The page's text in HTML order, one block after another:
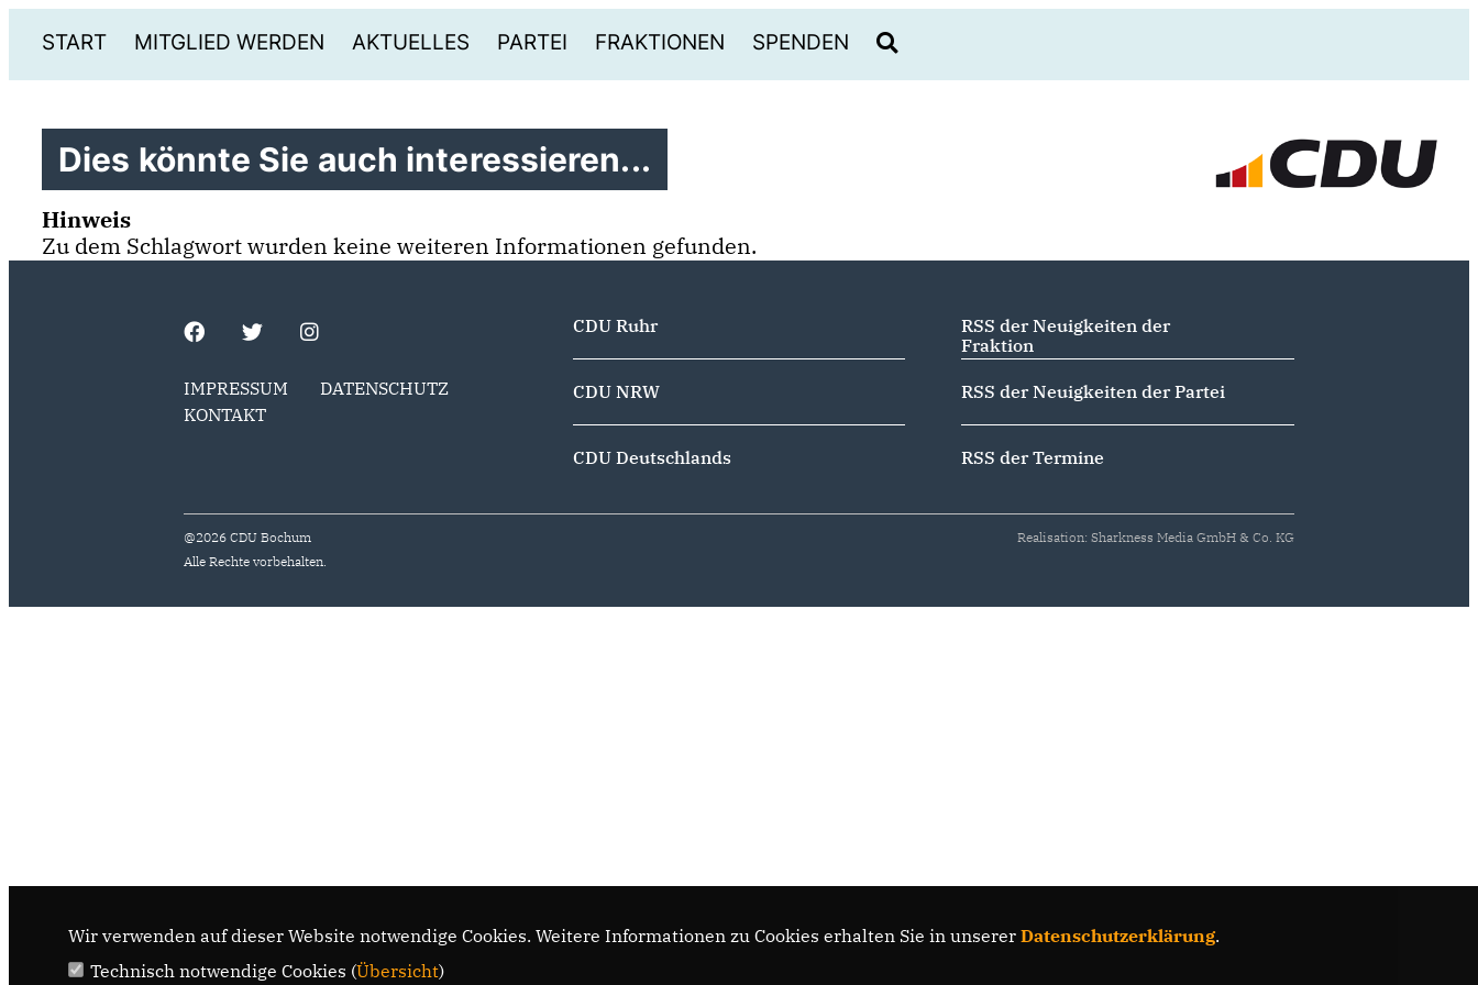
START MITGLIED WERDEN AKTUELLES PARTEI FRAKTIONEN SPENDEN
Dies könnte Sie auch interessieren...
Hinweis
Zu dem Schlagwort wurden keine weiteren Informationen gefunden.
IMPRESSUM
DATENSCHUTZ
KONTAKT
CDU Ruhr
CDU NRW
CDU Deutschlands
RSS der Neuigkeiten der
Fraktion
RSS der Neuigkeiten der Partei
RSS der Termine
@2026 CDU Bochum
Alle Rechte vorbehalten.
Realisation: Sharkness Media GmbH & Co. KG
Wir verwenden auf dieser Website notwendige Cookies. Weitere Informationen zu Cookies erhalten Sie in unserer Datenschutzerklärung.
Technisch notwendige Cookies (Übersicht)